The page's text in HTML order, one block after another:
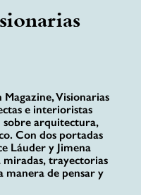
Magazine, Visionarias
e interioristas
sobre arquitectura,
Con dos portadas
Láuder y Jimena
miradas, trayectorias
manera de pensar y